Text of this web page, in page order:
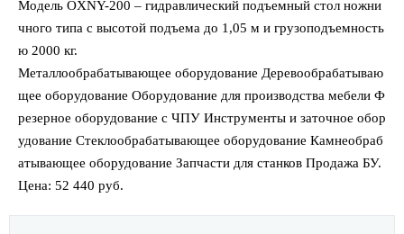
Модель OXNY-200 – гидравлический подъемный стол ножни
чного типа с высотой подъема до 1,05 м и грузоподъемность
ю 2000 кг.
Металлообрабатывающее оборудование Деревообрабатываю
щее оборудование Оборудование для производства мебели Ф
резерное оборудование с ЧПУ Инструменты и заточное обор
удование Стеклообрабатывающее оборудование Камнеобраб
атывающее оборудование Запчасти для станков Продажа БУ.
Цена: 52 440 руб.